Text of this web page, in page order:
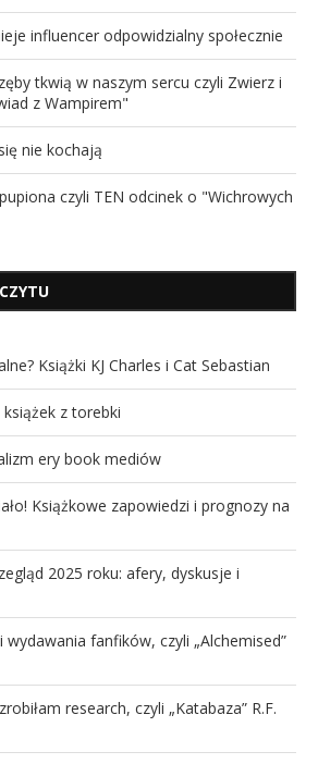
influencer odpowidzialny społecznie
tkwią w naszym sercu czyli Zwierz i
z Wampirem"
nie kochają
czyli TEN odcinek o "Wichrowych
Książki KJ Charles i Cat Sebastian
z torebki
ery book mediów
Książkowe zapowiedzi i prognozy na
2025 roku: afery, dyskusje i
fanfików, czyli „Alchemised”
research, czyli „Katabaza” R.F.